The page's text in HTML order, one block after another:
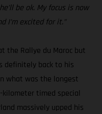
be ok. My focus is now
I’m excited for it.”
the Rallye du Maroc but
definitely back to his
what was the longest
timed special
massively upped his